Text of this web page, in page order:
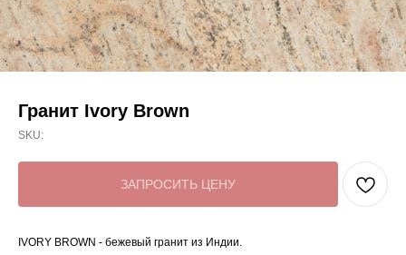
Гранит Ivory Brown
SKU:
ЗАПРОСИТЬ ЦЕНУ
IVORY BROWN - бежевый гранит из Индии.